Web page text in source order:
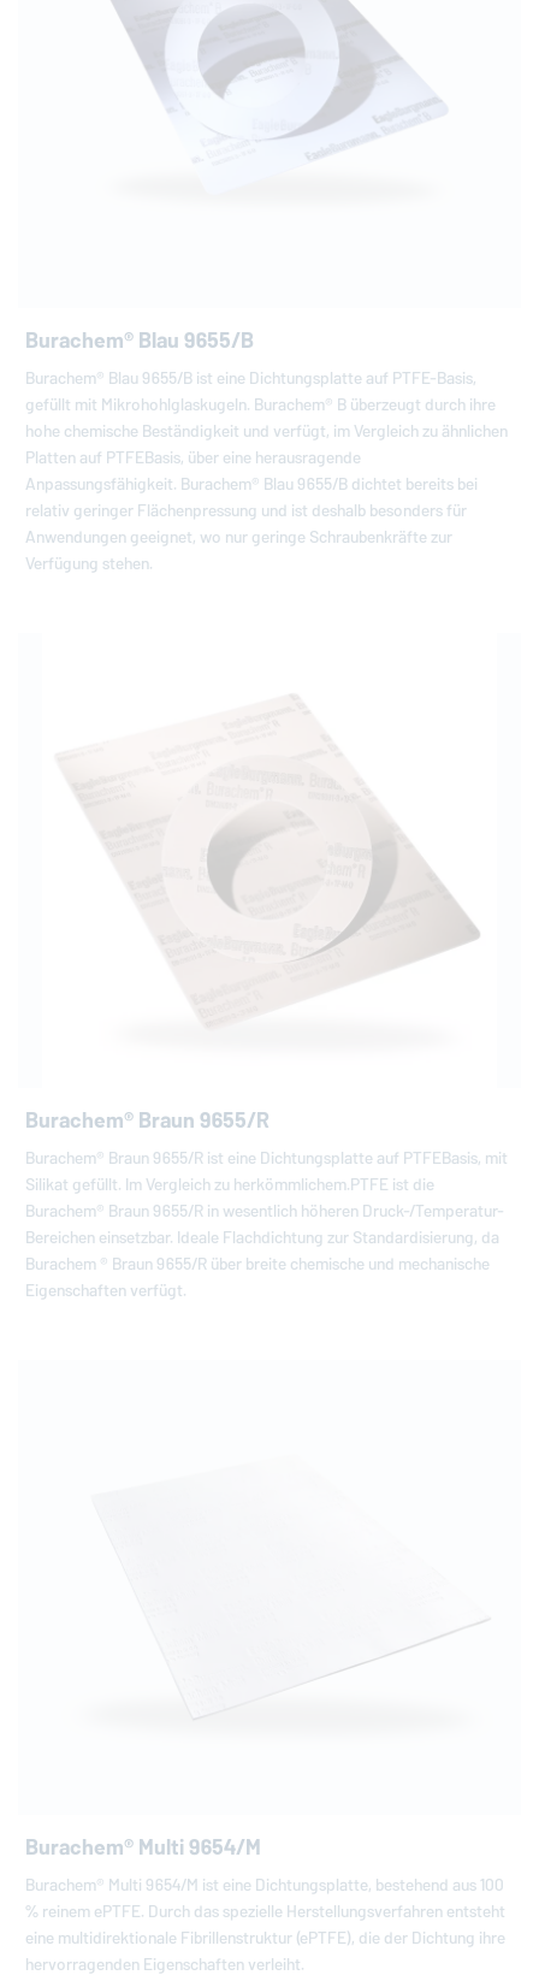
Burachem® Blau 9655/B
Burachem® Blau 9655/B ist eine Dichtungsplatte auf PTFE-Basis,
gefüllt mit Mikrohohlglaskugeln. Burachem® B überzeugt durch ihre
hohe chemische Beständigkeit und verfügt, im Vergleich zu ähnlichen
Platten auf PTFEBasis, über eine herausragende
Anpassungsfähigkeit. Burachem® Blau 9655/B dichtet bereits bei
relativ geringer Flächenpressung und ist deshalb besonders für
Anwendungen geeignet, wo nur geringe Schraubenkräfte zur
Verfügung stehen.
Burachem® Braun 9655/R
Burachem® Braun 9655/R ist eine Dichtungsplatte auf PTFEBasis, mit
Silikat gefüllt. Im Vergleich zu herkömmlichem.PTFE ist die
Burachem® Braun 9655/R in wesentlich höheren Druck-/Temperatur-
Bereichen einsetzbar. Ideale Flachdichtung zur Standardisierung, da
Burachem ® Braun 9655/R über breite chemische und mechanische
Eigenschaften verfügt.
Burachem® Multi 9654/M
Burachem® Multi 9654/M ist eine Dichtungsplatte, bestehend aus 100
% reinem ePTFE. Durch das spezielle Herstellungsverfahren entsteht
eine multidirektionale Fibrillenstruktur (ePTFE), die der Dichtung ihre
hervorragenden Eigenschaften verleiht.